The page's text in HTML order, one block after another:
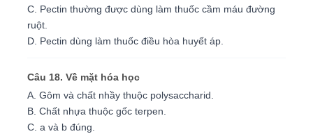
C. Pectin thường được dùng làm thuốc cầm máu đường
ruột.
D. Pectin dùng làm thuốc điều hòa huyết áp.
Câu 18. Về mặt hóa học
A. Gôm và chất nhầy thuộc polysaccharid.
B. Chất nhựa thuộc gốc terpen.
C. a và b đúng.